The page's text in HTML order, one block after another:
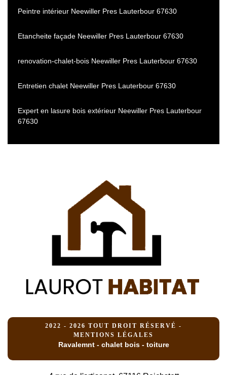
Peintre intérieur Neewiller Pres Lauterbour 67630
Etancheite façade Neewiller Pres Lauterbour 67630
renovation-chalet-bois Neewiller Pres Lauterbour 67630
Entretien chalet Neewiller Pres Lauterbour 67630
Expert en lasure bois extérieur Neewiller Pres Lauterbour
67630
2022 - 2026 TOUT DROIT RÉSERVÉ -
MENTIONS LÉGALES
Ravalemnt - chalet bois - toiture